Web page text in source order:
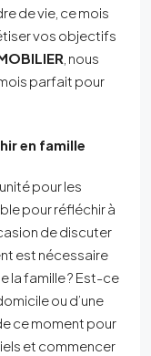
de vie, ce mois
vos objectifs
, nous
parfait pour
en famille
pour les
pour réfléchir à
de discuter
est nécessaire
la famille ? Est-ce
ou d’une
ce moment pour
et commencer